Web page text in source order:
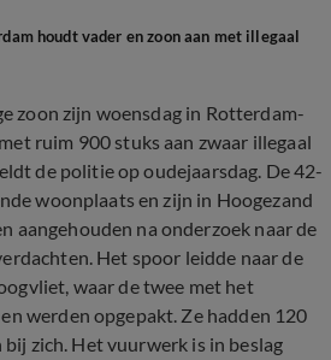
houdt vader en zoon aan met illegaal
zoon zijn woensdag in Rotterdam-
ruim 900 stuks aan zwaar illegaal
de politie op oudejaarsdag. De 42-
woonplaats en zijn in Hoogezand
aangehouden na onderzoek naar de
Het spoor leidde naar de
waar de twee met het
werden opgepakt. Ze hadden 120
zich. Het vuurwerk is in beslag